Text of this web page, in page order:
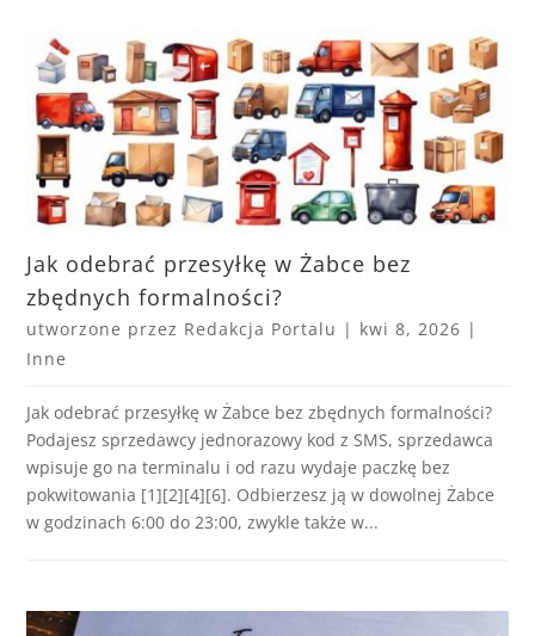
Jak odebrać przesyłkę w Żabce bez
zbędnych formalności?
utworzone przez Redakcja Portalu | kwi 8, 2026 |
Inne
Jak odebrać przesyłkę w Żabce bez zbędnych formalności?
Podajesz sprzedawcy jednorazowy kod z SMS, sprzedawca
wpisuje go na terminalu i od razu wydaje paczkę bez
pokwitowania [1][2][4][6]. Odbierzesz ją w dowolnej Żabce
w godzinach 6:00 do 23:00, zwykle także w...